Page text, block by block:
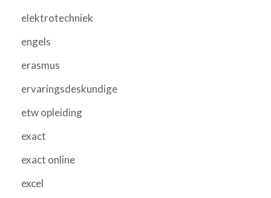
elektrotechniek
engels
erasmus
ervaringsdeskundige
etw opleiding
exact
exact online
excel